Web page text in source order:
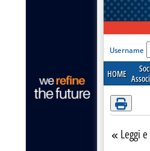
Username
HOME
Torna
Leggi